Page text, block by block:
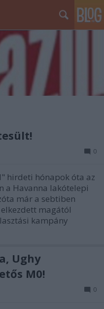
0
hirdeti hónapok óta az
a Havanna lakótelepi
már a sebtiben
magától
kampány
Ughy
M0!
0